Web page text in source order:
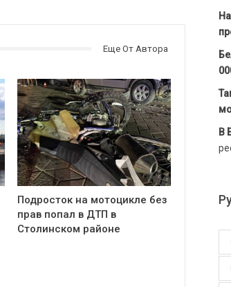
Еще От Автора
Подросток на мотоцикле без
прав попал в ДТП в
Столинском районе
В